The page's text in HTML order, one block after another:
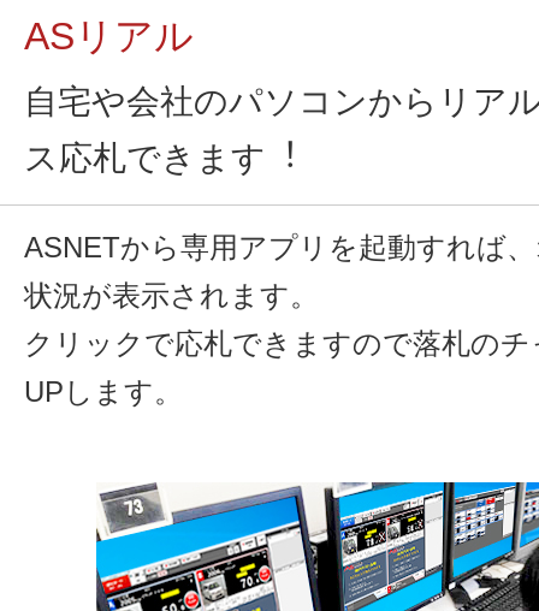
ASリアル
自宅や会社のパソコンからリア
ス応札できます︕
ASNETから専用アプリを起動すれば
状況が表示されます。
クリックで応札できますので落札の
UPします。